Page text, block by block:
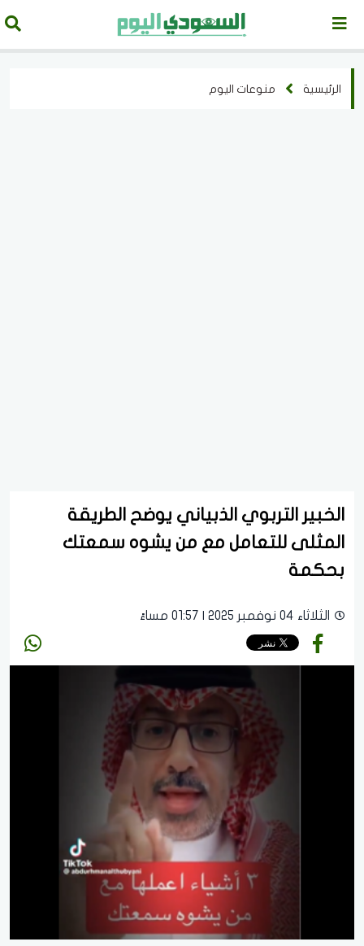
الرئيسية منوعات اليوم
الخبير التربوي الذبياني يوضح الطريقة
المثلى للتعامل مع من يشوه سمعتك
بحكمة
الثلاثاء 04 نوفمبر 2025 | 01:57 مساءً